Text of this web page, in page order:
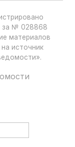
за № 028868
материалов
источник